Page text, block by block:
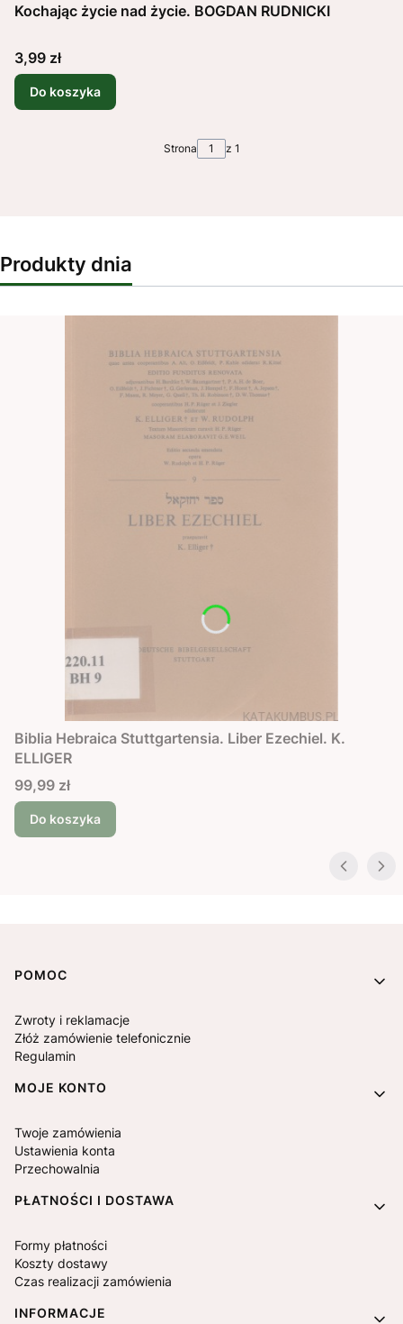
Kochając życie nad życie. BOGDAN RUDNICKI
Cena
3,99 zł
Do koszyka
Strona z 1
Produkty dnia
Biblia Hebraica Stuttgartensia. Liber Ezechiel. K.
ELLIGER
Cena
99,99 zł
Do koszyka
Linki w stopce
POMOC
Zwroty i reklamacje
Złóż zamówienie telefonicznie
Regulamin
MOJE KONTO
Twoje zamówienia
Ustawienia konta
Przechowalnia
PŁATNOŚCI I DOSTAWA
Formy płatności
Koszty dostawy
Czas realizacji zamówienia
INFORMACJE